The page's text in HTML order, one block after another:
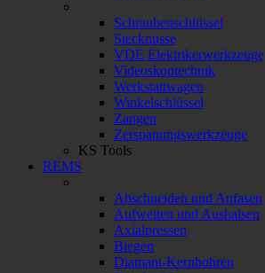
Schraubenschlüssel
Stecknüsse
VDE Elektrikerwerkzeuge
Videoskoptechnik
Werkstattwagen
Winkelschlüssel
Zangen
Zerspanungswerkzeuge
KS Tools
REMS
Abschneiden und Anfasen
Aufweiten und Aushalsen
Axialpressen
Biegen
Diamant-Kernbohren